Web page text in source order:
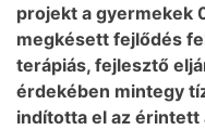
projekt a gyermekek
megkésett fejlődés
terápiás, fejlesztő
érdekében mintegy
indította el az érintett